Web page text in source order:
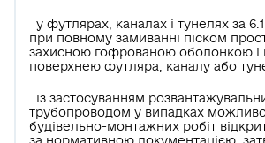
у футлярах, каналах і тунелях за
при повному замиванні піском
захисною гофрованою оболонкою і
поверхнею футляра, каналу або
із застосуванням
трубопроводом у випадках
будівельно-монтажних робіт